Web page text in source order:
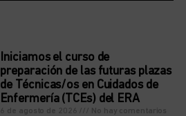
Iniciamos el curso de
preparación de las futuras plazas
de Técnicas/os en Cuidados de
Enfermería (TCEs) del ERA
6 de agosto de 2026 No hay comentarios